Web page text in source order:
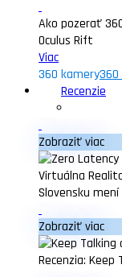
Ako pozerať
Oculus Rift
Viac
360 kamery
Recenzie
Zobraziť viac
Virtuálna
Slovensku
Zobraziť viac
Recenzia: Keep